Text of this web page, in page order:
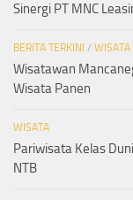
Sinergi PT MNC
BERITA TERKINI / WISATA
Wisatawan
Wisata Panen
WISATA
Pariwisata Kelas
NTB